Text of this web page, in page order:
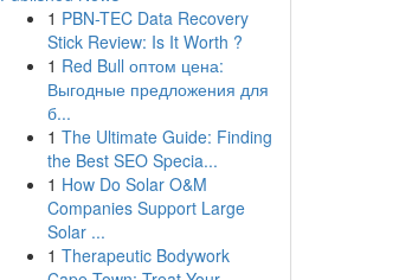
1 PBN-TEC Data Recovery
Stick Review: Is It Worth ?
1 Red Bull оптом цена:
Выгодные предложения для
б...
1 The Ultimate Guide: Finding
the Best SEO Specia...
1 How Do Solar O&M
Companies Support Large
Solar ...
1 Therapeutic Bodywork